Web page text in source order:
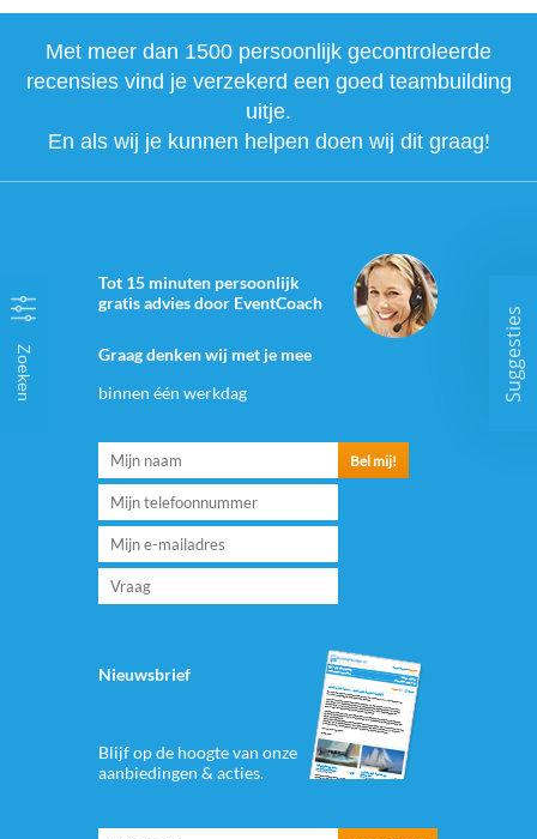
Zoeken
Met meer dan 1500 persoonlijk gecontroleerde
recensies vind je verzekerd een goed teambuilding
uitje.
En als wij je kunnen helpen doen wij dit graag!
Tot 15 minuten persoonlijk
gratis advies door EventCoach
Graag denken wij met je mee
binnen één werkdag
Nieuwsbrief
Blijf op de hoogte van onze
aanbiedingen & acties.
Suggesties